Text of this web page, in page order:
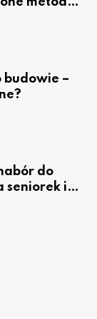
budowie –
do
seniorek i